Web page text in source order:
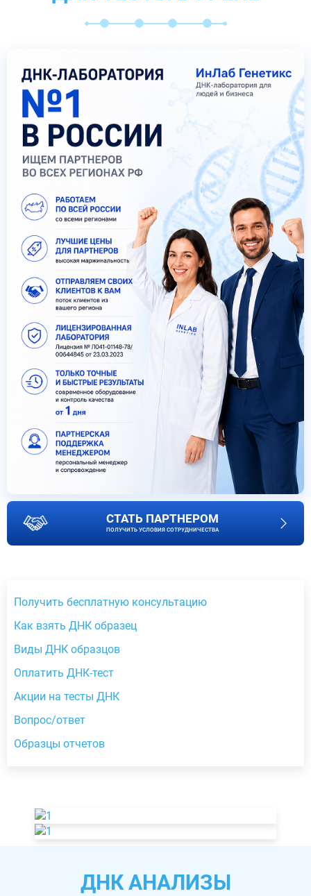
СТАТЬ ПАРТНЕРОМ
ПОЛУЧИТЬ УСЛОВИЯ СОТРУДНИЧЕСТВА
Получить бесплатную консультацию
Как взять ДНК образец
Виды ДНК образцов
Оплатить ДНК-тест
Акции на тесты ДНК
Вопрос/ответ
Образцы отчетов
ДНК АНАЛИЗЫ